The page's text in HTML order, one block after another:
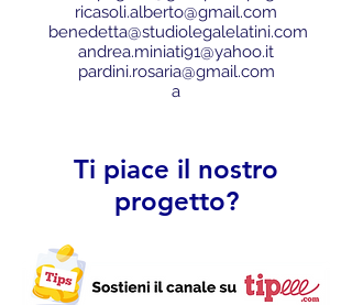
ricasoli.alberto@gmail.com
benedetta@studiolegalelatini.com
andrea.miniati91@yahoo.it
pardini.rosaria@gmail.com
a
Ti piace il nostro
progetto?